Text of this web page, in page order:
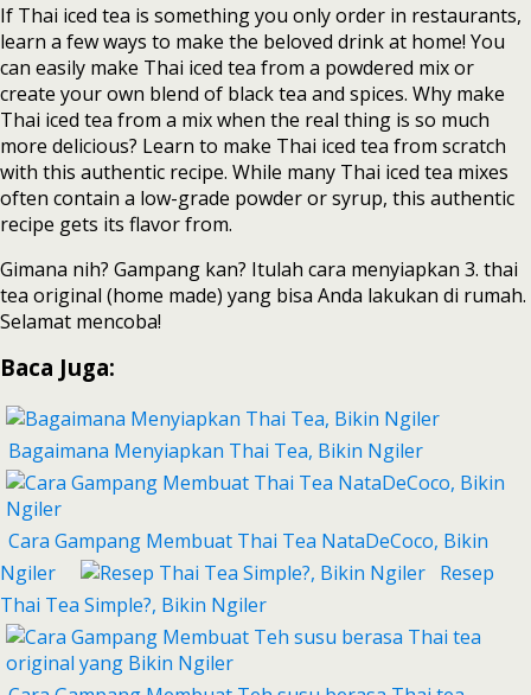
If Thai iced tea is something you only order in restaurants,
learn a few ways to make the beloved drink at home! You
can easily make Thai iced tea from a powdered mix or
create your own blend of black tea and spices. Why make
Thai iced tea from a mix when the real thing is so much
more delicious? Learn to make Thai iced tea from scratch
with this authentic recipe. While many Thai iced tea mixes
often contain a low-grade powder or syrup, this authentic
recipe gets its flavor from.
Gimana nih? Gampang kan? Itulah cara menyiapkan 3. thai
tea original (home made) yang bisa Anda lakukan di rumah.
Selamat mencoba!
Baca Juga:
Bagaimana Menyiapkan Thai Tea, Bikin Ngiler
Cara Gampang Membuat Thai Tea NataDeCoco, Bikin
Ngiler
Resep
Thai Tea Simple?, Bikin Ngiler